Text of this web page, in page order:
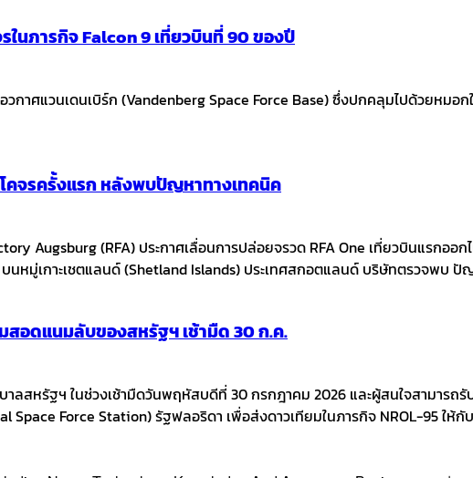
นภารกิจ Falcon 9 เที่ยวบินที่ 90 ของปี
กาศแวนเดนเบิร์ก (Vandenberg Space Force Base) ซึ่งปกคลุมไปด้วยหมอ
คจรครั้งแรก หลังพบปัญหาทางเทคนิค
Augsburg (RFA) ประกาศเลื่อนการปล่อยจรวด RFA One เที่ยวบินแรก
นหมู่เกาะเชตแลนด์ (Shetland Islands) ประเทศสกอตแลนด์ บริษัทตรวจพบ
อดแนมลับของสหรัฐฯ เช้ามืด 30 ก.ค.
ลสหรัฐฯ ในช่วงเช้ามืดวันพฤหัสบดีที่ 30 กรกฎาคม 2026 และผู้สนใจสามารถ
Space Force Station) รัฐฟลอริดา เพื่อส่งดาวเทียมในภารกิจ NROL-95 ใ